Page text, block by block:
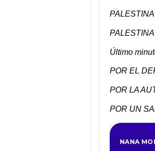
Último
POR EL
POR LA
POR UN